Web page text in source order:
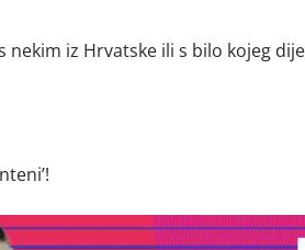
iz Hrvatske ili s bilo kojeg